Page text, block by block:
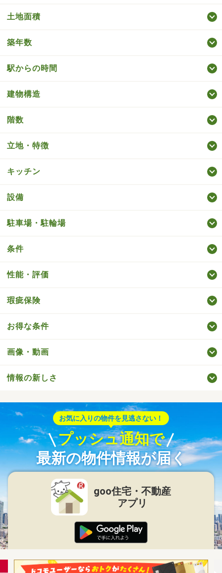
土地面積
築年数
駅からの時間
建物構造
階数
立地・特徴
キッチン
設備
駐車場・駐輪場
条件
性能・評価
瑕疵保険
お得な条件
画像・動画
情報の新しさ
お気に入りの物件を見逃さない！
プッシュ通知で
最新の物件情報が届く
goo住宅・不動産
アプリ